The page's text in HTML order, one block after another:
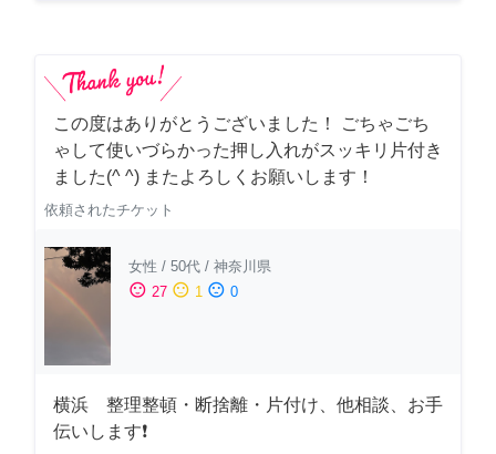
この度はありがとうございました！ ごちゃごち
ゃして使いづらかった押し入れがスッキリ片付き
ました(^ ^) またよろしくお願いします！
依頼されたチケット
女性 / 50代 / 神奈川県
sentiment_satisfied 27 sentiment_neutral 1 sentiment_dissatisfied 0
横浜 整理整頓・断捨離・片付け、他相談、お手
伝いします❗